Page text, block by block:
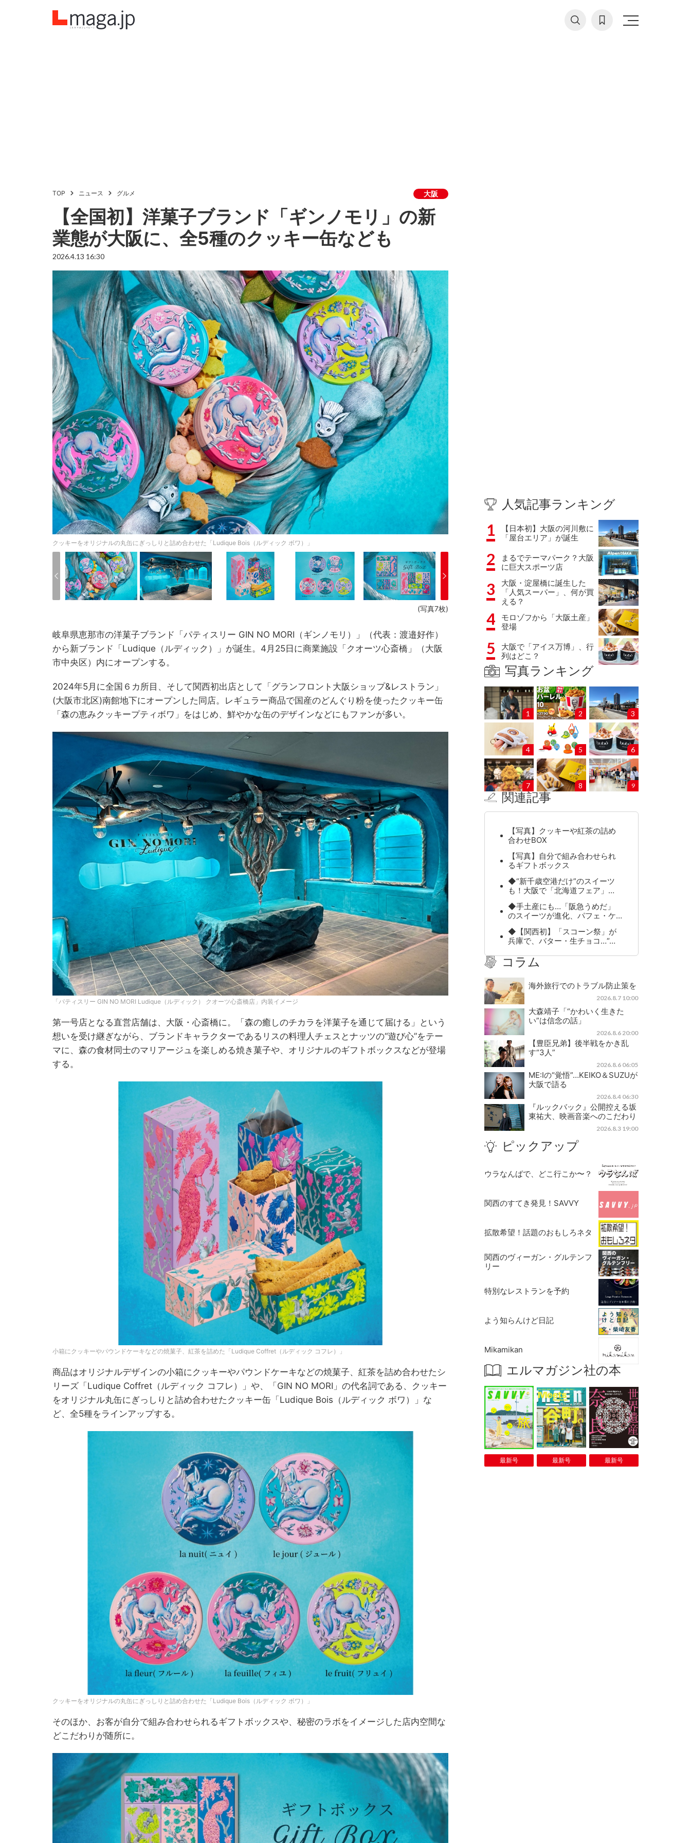
TOP ニュース グルメ 大阪
【全国初】洋菓子ブランド「ギンノモリ」の新
業態が大阪に、全5種のクッキー缶なども
2026.4.13 16:30
クッキーをオリジナルの丸缶にぎっしりと詰め合わせた「Ludique Bois（ルディック ボワ）」
(写真7枚)
岐阜県恵那市の洋菓子ブランド「パティスリー GIN NO MORI（ギンノモリ）」（代表：渡邉好作）
から新ブランド「Ludique（ルディック）」が誕生。4月25日に商業施設「クオーツ心斎橋」（大阪
市中央区）内にオープンする。
2024年5月に全国６カ所目、そして関西初出店として「グランフロント大阪ショップ&レストラン」
(大阪市北区)南館地下にオープンした同店。レギュラー商品で国産のどんぐり粉を使ったクッキー缶
「森の恵みクッキープティボワ」をはじめ、鮮やかな缶のデザインなどにもファンが多い。
「パティスリー GIN NO MORI Ludique（ルディック） クオーツ心斎橋店」内装イメージ
第一号店となる直営店舗は、大阪・心斎橋に。「森の癒しのチカラを洋菓子を通じて届ける」という
想いを受け継ぎながら、ブランドキャラクターであるリスの料理人チェスとナッツの“遊び心”をテー
マに、森の食材同士のマリアージュを楽しめる焼き菓子や、オリジナルのギフトボックスなどが登場
する。
小箱にクッキーやパウンドケーキなどの焼菓子、紅茶を詰めた「Ludique Coffret（ルディック コフレ）」
商品はオリジナルデザインの小箱にクッキーやパウンドケーキなどの焼菓子、紅茶を詰め合わせたシ
リーズ「Ludique Coffret（ルディック コフレ）」や、「GIN NO MORI」の代名詞である、クッキー
をオリジナル丸缶にぎっしりと詰め合わせたクッキー缶「Ludique Bois（ルディック ボワ）」な
ど、全5種をラインアップする。
クッキーをオリジナルの丸缶にぎっしりと詰め合わせた「Ludique Bois（ルディック ボワ）」
そのほか、お客が自分で組み合わせられるギフトボックスや、秘密のラボをイメージした店内空間な
どこだわりが随所に。
人気記事ランキング
1
【日本初】大阪の河川敷に
「屋台エリア」が誕生
2
まるでテーマパーク？大阪
に巨大スポーツ店
3
大阪・淀屋橋に誕生した
「人気スーパー」、何が買
える？
4
モロゾフから「大阪土産」
登場
5
大阪で「アイス万博」、行
列はどこ？
写真ランキング
1 2 3
4 5 6
7 8 9
関連記事
【写真】クッキーや紅茶の詰め
合わせBOX
【写真】自分で組み合わせられ
るギフトボックス
◆“新千歳空港だけ”のスイーツ
も！大阪で「北海道フェア」…
◆手土産にも…「阪急うめだ」
のスイーツが進化、パフェ・ケ…
◆【関西初】「スコーン祭」が
兵庫で、バター・生チョコ…“…
コラム
海外旅行でのトラブル防止策を
2026.8.7 10:00
大森靖子「“かわいく生きた
い”は信念の話」
2026.8.6 20:00
【豊臣兄弟】後半戦をかき乱
す“3人”
2026.8.6 06:05
ME:Iの“覚悟”…KEIKO＆SUZUが
大阪で語る
2026.8.4 06:30
『ルックバック』公開控える坂
東祐大、映画音楽へのこだわり
2026.8.3 19:00
ピックアップ
ウラなんばで、どこ行こか〜？
関西のすてき発見！SAVVY
拡散希望！話題のおもしろネタ
関西のヴィーガン・グルテンフ
リー
特別なレストランを予約
よう知らんけど日記
Mikamikan
エルマガジン社の本
最新号 最新号 最新号